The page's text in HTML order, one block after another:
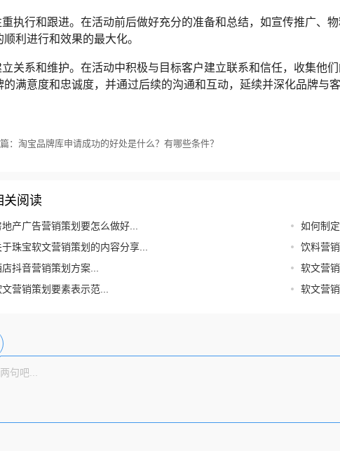
重执行和跟进。在活动前后做好充分的准备和总结，如宣传推广、
顺利进行和效果的最大化。
立关系和维护。在活动中积极与目标客户建立联系和信任，收集他
的满意度和忠诚度，并通过后续的沟通和互动，延续并深化品牌与客
篇：淘宝品牌库申请成功的好处是什么？有哪些条件？
关阅读
地产广告营销策划要怎么做好...
如何制
于珠宝软文营销策划的内容分享...
饮料营
抖音营销策划方案...
软文营
营销策划要素表示范...
软文营